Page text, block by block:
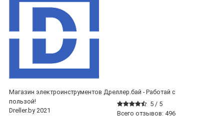
Магазин электроинструментов Дреллер.бай - Работай с
пользой!
5 / 5
Всего отзывов: 496
Dreller.by 2021